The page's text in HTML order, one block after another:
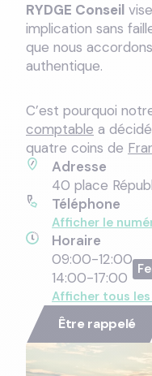
RYDGE Conseil
implication sans
que nous
authentique.
C’est pourquoi
comptable a
quatre coins de
Adresse
40 place
Téléphone
Afficher le
Horaire
09:00-12:00
14:00-17:00
Afficher tous
Être rappelé